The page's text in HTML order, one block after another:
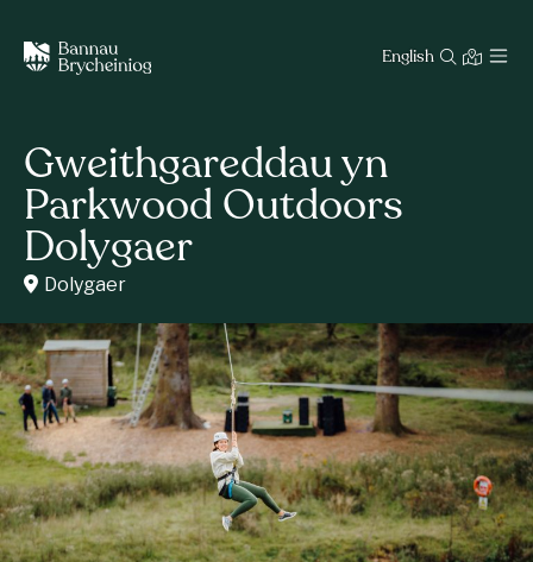
English
Gweithgareddau yn
Parkwood Outdoors
Dolygaer
Dolygaer